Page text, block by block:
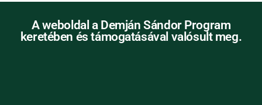
A weboldal a Demján Sándor Program
keretében és támogatásával valósult meg.